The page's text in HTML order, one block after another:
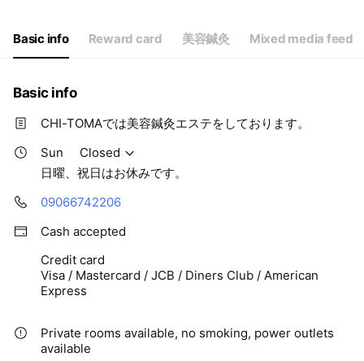
Sat09:30 - 19:30
日曜、祝日はお休みです。
Basic info Reward card 美容鍼灸 Mixed media feed
Basic info
CHI-TOMAでは美容鍼灸エステをしております。
Sun
Closed
日曜、祝日はお休みです。
09066742206
Cash accepted
Credit card
Visa / Mastercard / JCB / Diners Club / American
Express
Private rooms available, no smoking, power outlets
available